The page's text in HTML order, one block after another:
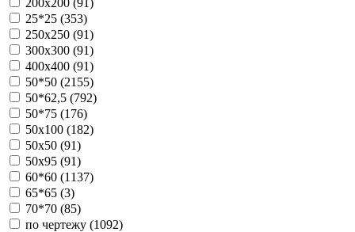
25*25 (353)
250х250 (91)
300х300 (91)
400х400 (91)
50*50 (2155)
50*62,5 (792)
50*75 (176)
50х100 (182)
50х50 (91)
50х95 (91)
60*60 (1137)
65*65 (3)
70*70 (85)
по чертежу (1092)